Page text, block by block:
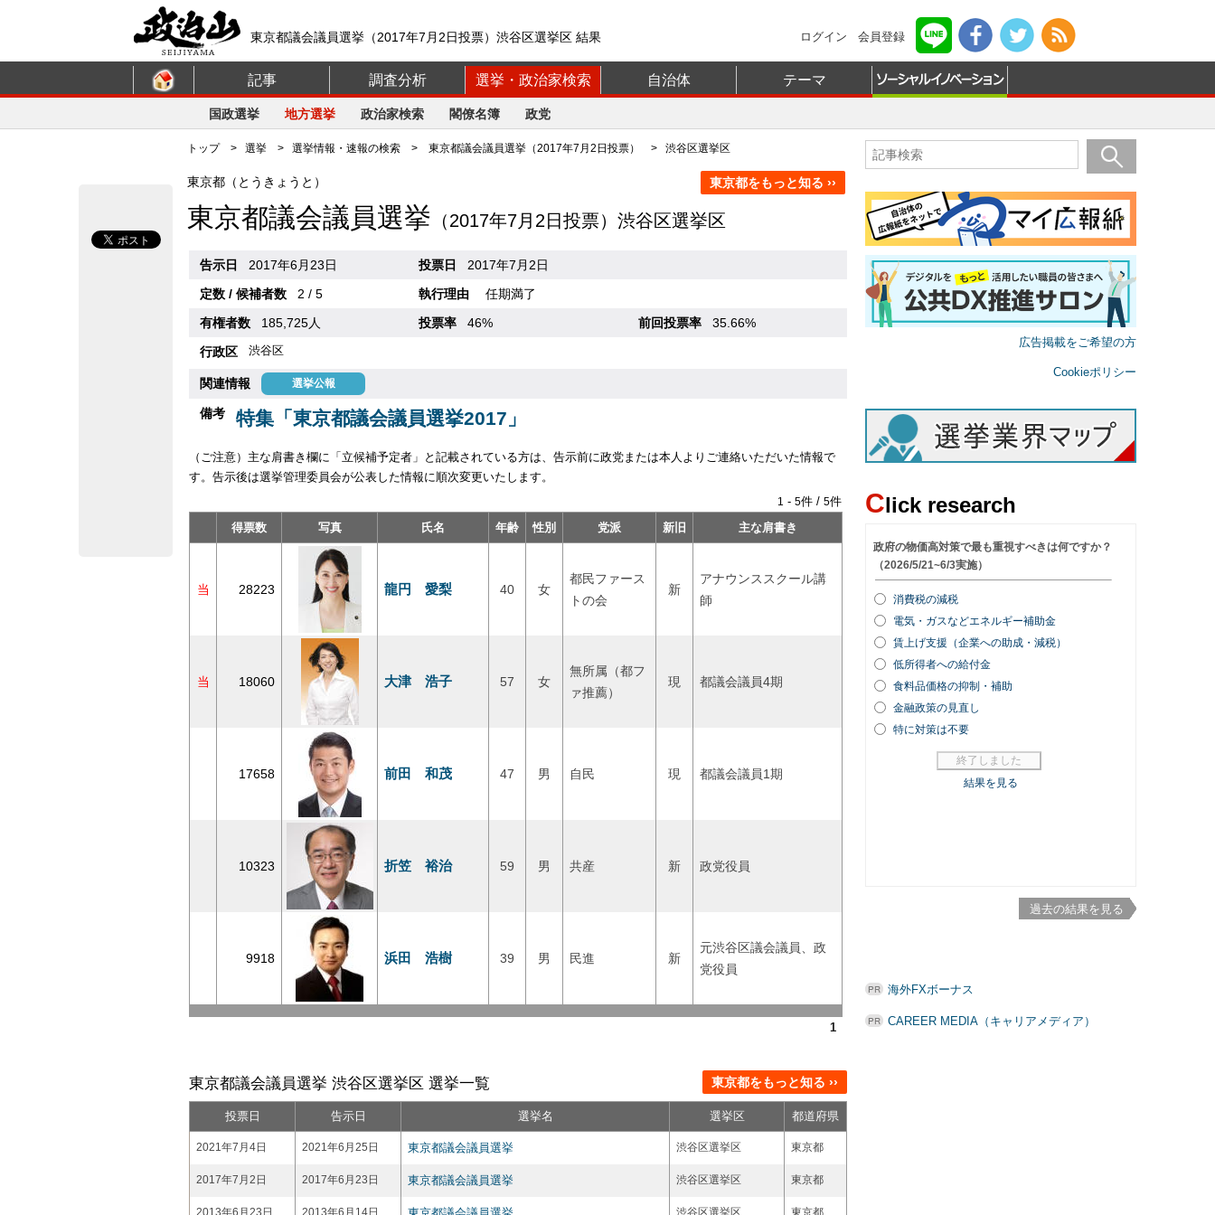
東京都議会議員選挙（2017年7月2日投票）渋谷区選挙区 結果 ログイン 会員登録
記事 調査分析 選挙・政治家検索 自治体 テーマ
国政選挙 地方選挙 政治家検索 閣僚名簿 政党
トップ> 選挙 > 選挙情報・速報の検索 > 東京都議会議員選挙（2017年7月2日投票） > 渋谷区選挙区
東京都をもっと知る ››
東京都（とうきょうと）
東京都議会議員選挙 （2017年7月2日投票）渋谷区選挙区
告示日 2017年6月23日 投票日
2017年7月2日
定数 / 候補者数
2 / 5 執行理由
任期満了
有権者数
185,725人 投票率 46% 前回投票率
35.66%
行政区
渋谷区
関連情報 選挙公報
備考 特集「東京都議会議員選挙2017」
（ご注意）主な肩書き欄に「立候補予定者」と記載されている方は、告示前に政党または本人よりご連絡いただいた情報で
す。告示後は選挙管理委員会が公表した情報に順次変更いたします。
1 - 5件 / 5件
得票数
写真 氏名 年齢 性別 党派 新旧 主な肩書き
当 28223 龍円 愛梨 40 女
都民ファース
トの会
新
アナウンススクール講
師
当 18060 大津 浩子 57 女
無所属（都フ
ァ推薦）
現 都議会議員4期
17658 前田 和茂 47 男 自民 現 都議会議員1期
10323 折笠 裕治 59 男 共産 新 政党役員
9918 浜田 浩樹 39 男 民進 新
元渋谷区議会議員、政
党役員
1
東京都議会議員選挙 渋谷区選挙区 選挙一覧 東京都をもっと知る ››
投票日 告示日 選挙名 選挙区 都道府県
2021年7月4日 2021年6月25日 東京都議会議員選挙 渋谷区選挙区 東京都
2017年7月2日 2017年6月23日 東京都議会議員選挙 渋谷区選挙区 東京都
2013年6月23日 2013年6月14日 渋谷区選挙区 東京都
広告掲載をご希望の方
Cookieポリシー
Click research
過去の結果を見る
海外FXボーナス
CAREER MEDIA（キャリアメディア）